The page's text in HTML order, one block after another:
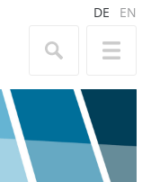
DE EN